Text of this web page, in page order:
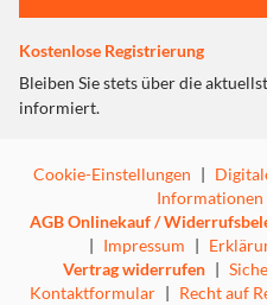
Kostenlose Registrierung
Bleiben Sie stets über die
informiert.
Cookie-Einstellungen |
Informationen
AGB Onlinekauf /
| Impressum |
Vertrag widerrufen |
Kontaktformular | Recht auf